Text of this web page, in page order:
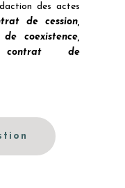
des actes
de cession,
coexistence,
contrat de